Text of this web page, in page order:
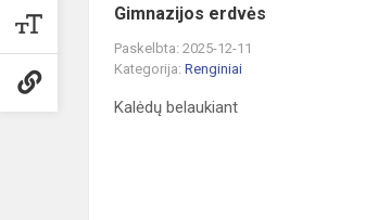
Gimnazijos erdvės
Paskelbta: 2025-12-11
Kategorija: Renginiai
Kalėdų belaukiant